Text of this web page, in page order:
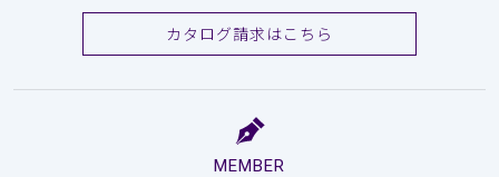
カタログ請求はこちら
MEMBER